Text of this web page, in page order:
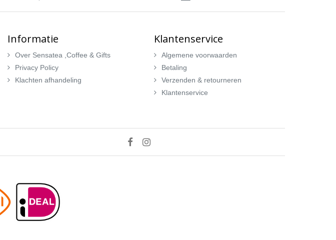
Informatie
Over Sensatea ,Coffee & Gifts
Privacy Policy
Klachten afhandeling
Klantenservice
Algemene voorwaarden
Betaling
Verzenden & retourneren
Klantenservice